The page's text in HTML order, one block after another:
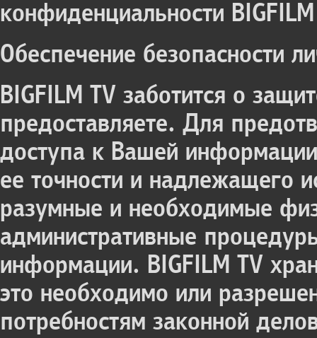
конфиденциальности
Обеспечение безопасности
BIGFILM TV заботится о
предоставляете. Для
доступа к Вашей
ее точности и надлежащего
разумные и необходимые
административные
информации. BIGFILM TV
это необходимо или
потребностям законной